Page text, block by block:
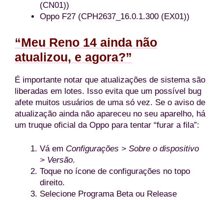
(CN01))
Oppo F27 (CPH2637_16.0.1.300 (EX01))
“Meu Reno 14 ainda não
atualizou, e agora?”
É importante notar que atualizações de sistema são
liberadas em lotes. Isso evita que um possível bug
afete muitos usuários de uma só vez. Se o aviso de
atualização ainda não apareceu no seu aparelho, há
um truque oficial da Oppo para tentar “furar a fila”:
Vá em Configurações > Sobre o dispositivo
> Versão.
Toque no ícone de configurações no topo
direito.
Selecione Programa Beta ou Release